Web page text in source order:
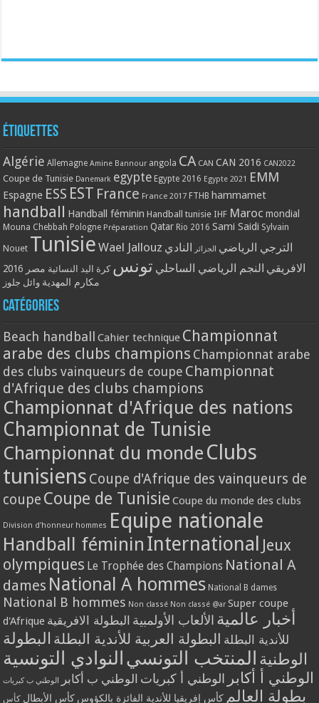
Étiquettes
Algérie Allemagne Amine Bannour angola CA CAN CAN 2016 CAN2022
Coupe de Tunisie Danemark egypte Egypte 2016 Egypte 2021 EMM
Espagne ESS EST France France 2017 FTHB hammamet
handball Handball féminin Handball tunisie IHF Maroc mondial
Mouna Chebbah Pologne Préparation Qatar Rio 2016 Sami Saidi Sylvain
Nouet Tunisie Wael Jallouz الترجي الرياضي الجزائر النادي
الافريقي النجم الرياضي الساحلي تونس كرة اليد النسائية مصر 2016
مكارم المهدية وائل جلوز
Catégories
Beach handball Cahier technique Championnat
arabe des clubs champions Championnat arabe
des clubs vainqueurs de coupe Championnat
d'Afrique des clubs champions
Championnat d'Afrique des nations
Championnat de Tunisie
Championnat du monde Clubs
tunisiens Coupe d'Afrique des vainqueurs de
coupe Coupe de Tunisie Coupe du monde des clubs
Division d'honneur hommes Equipe nationale
Handball féminin International Jeux
olympiques Le Trophée des Champions National A
dames National A hommes National B dames
National B hommes Non classé Non classé @ar Super coupe
d'Afrique
أخبار عالمية الألعاب الأولمبية البطولة الافريقية
للأندية البطلة البطولة العربية للأندية البطلة البطولة
الوطنية المنتخب التونسي النوادي التونسية
الوطني أ أكابر الوطني أ كبريات الوطني ب أكابر الوطني ب كبريات
بطولة العالم كأس إفريقيا للأندية الفائزة بالكؤوس كأس الأبطال كأس